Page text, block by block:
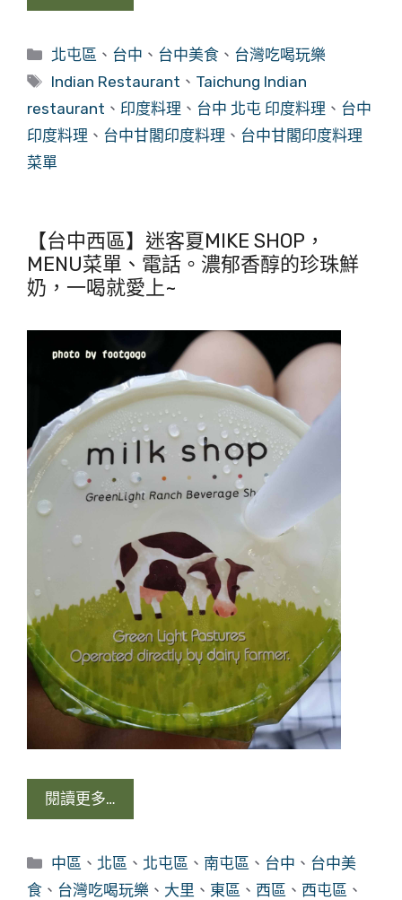
分
類
北屯區 、 台中 、 台中美食 、 台灣吃喝玩樂
標
籤
Indian Restaurant 、 Taichung Indian
restaurant 、 印度料理 、 台中 北屯 印度料理 、 台中
印度料理 、 台中甘閣印度料理 、 台中甘閣印度料理
菜單
【台中西區】迷客夏MIKE SHOP，
MENU菜單、電話。濃郁香醇的珍珠鮮
奶，一喝就愛上~
閱讀更多…
分
類
中區 、 北區 、 北屯區 、 南屯區 、 台中 、 台中美
食 、 台灣吃喝玩樂 、 大里 、 東區 、 西區 、 西屯區 、